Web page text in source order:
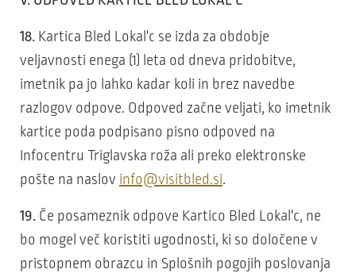
18. Kartica Bled Lokal'c se izda za obdobje
veljavnosti enega (1) leta od dneva pridobitve,
imetnik pa jo lahko kadar koli in brez navedbe
razlogov odpove. Odpoved začne veljati, ko imetnik
kartice poda podpisano pisno odpoved na
Infocentru Triglavska roža ali preko elektronske
pošte na naslov info@visitbled.si.
19. Če posameznik odpove Kartico Bled Lokal'c, ne
bo mogel več koristiti ugodnosti, ki so določene v
pristopnem obrazcu in Splošnih pogojih poslovanja